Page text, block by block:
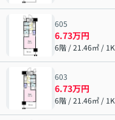
605
6.73万円
6階 / 21.46㎡ / 1K
603
6.73万円
6階 / 21.46㎡ / 1K